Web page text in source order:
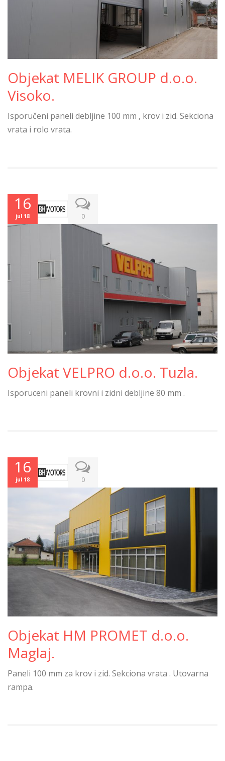
Objekat MELIK GROUP d.o.o.
Visoko.
Isporučeni paneli debljine 100 mm , krov i zid. Sekciona
vrata i rolo vrata.
16
jul 18 0
Objekat VELPRO d.o.o. Tuzla.
Isporuceni paneli krovni i zidni debljine 80 mm .
16
jul 18 0
Objekat HM PROMET d.o.o.
Maglaj.
Paneli 100 mm za krov i zid. Sekciona vrata . Utovarna
rampa.